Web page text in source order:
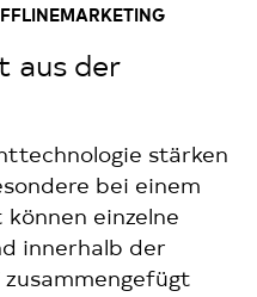
aus der
stärken
bei einem
einzelne
innerhalb der
zusammengefügt